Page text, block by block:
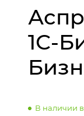
1С-
В наличии